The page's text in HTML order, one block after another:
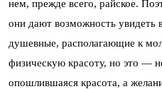
нем, прежде всего, райское.
они дают возможность увидеть
душевные, располагающие к
физическую красоту, но это —
опошлившаяся красота, а